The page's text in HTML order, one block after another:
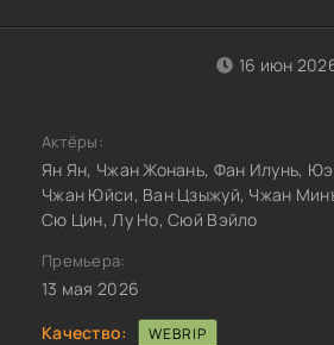
16 июн
Актёры:
Ян Ян, Чжан Жонань, Фан Илунь, Юэ
Чжан Юйси, Ван Цзыжуй, Чжан
Сю Цин, Лу Но, Сюй Вэйло
Премьера:
13 мая 2026
Качество:
WEBRIP